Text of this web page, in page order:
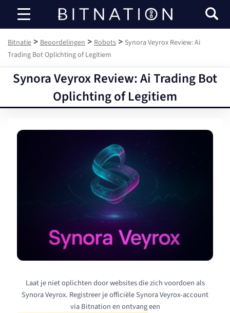
Bitnatie
Bitnatie > Beoordelingen > Robots > Synora Veyrox Review: Ai
Trading Bot Oplichting of Legitiem
Synora Veyrox Review: Ai Trading Bot
Oplichting of Legitiem
Laat je niet oplichten door websites die zich voordoen als
Synora Veyrox. Registreer je officiële Synora Veyrox-account
via Bitnation en ontvang een